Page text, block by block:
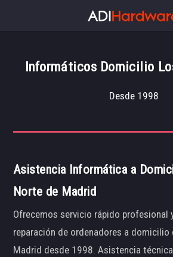
Informáticos Domicilio
Desde 1998
Asistencia Informática a
Norte de Madrid
Ofrecemos servicio rápido profesional
reparación de ordenadores a domicilio
Madrid desde 1998. Asistencia